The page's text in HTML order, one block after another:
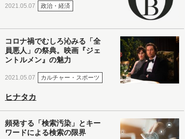
2021.05.07 政治・経済
コロナ禍でむしろ沁みる「全
員悪人」の祭典。映画『ジェ
ントルメン』の魅力
2021.05.07 カルチャー・スポーツ
ヒナタカ
頻発する「検索汚染」とキー
ワードによる検索の限界